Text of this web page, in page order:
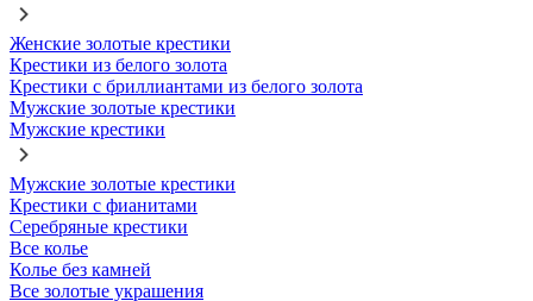
Женские золотые крестики
Крестики из белого золота
Крестики с бриллиантами из белого золота
Мужские золотые крестики
Мужские крестики
Мужские золотые крестики
Крестики с фианитами
Серебряные крестики
Все колье
Колье без камней
Все золотые украшения